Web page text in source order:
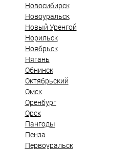
Новосибирск
Новоуральск
Новый Уренгой
Норильск
Ноябрьск
Нягань
Обнинск
Октябрьский
Омск
Оренбург
Орск
Пангоды
Пенза
Первоуральск